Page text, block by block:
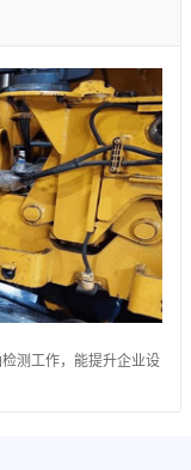
测工作，能提升企业设